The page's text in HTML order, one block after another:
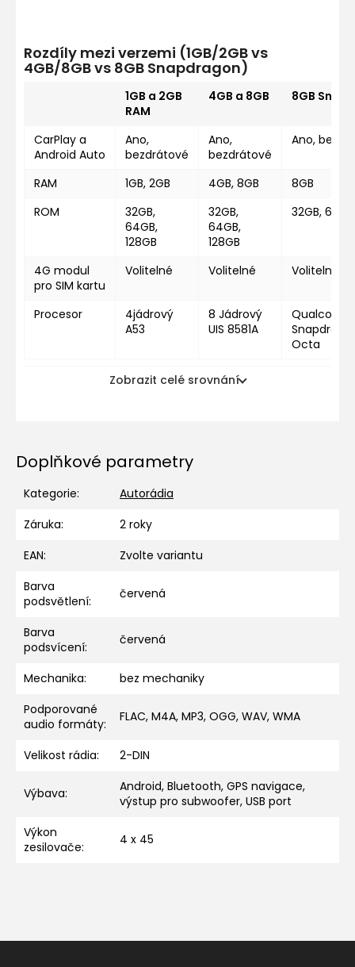
Rozdíly mezi verzemi (1GB/2GB vs
4GB/8GB vs 8GB Snapdragon)
1GB a 2GB
RAM
4GB a 8GB 8GB
CarPlay a
Android Auto
Ano,
bezdrátové
Ano,
bezdrátové
Ano,
RAM 1GB, 2GB 4GB, 8GB
8GB
ROM
32GB,
64GB,
128GB
32GB,
64GB,
128GB
32GB,
4G modul
pro SIM kartu
Volitelné Volitelné Volitelné
Procesor
4jádrový
A53
8 Jádrový
UIS 8581A
Octa
Zobrazit celé srovnání
Doplňkové parametry
Kategorie:
Autorádia
Záruka:
2 roky
EAN:
Zvolte variantu
Barva
podsvětlení: červená
Barva
podsvícení: červená
Mechanika:
bez mechaniky
Podporované
audio formáty: FLAC, M4A, MP3, OGG, WAV, WMA
Velikost rádia: 2-DIN
Výbava:
Android, Bluetooth, GPS navigace,
výstup pro subwoofer, USB port
Výkon
zesilovače: 4 x 45